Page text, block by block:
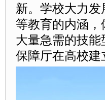
新。学校大力
等教育的内涵
大量急需的技
保障厅在高校